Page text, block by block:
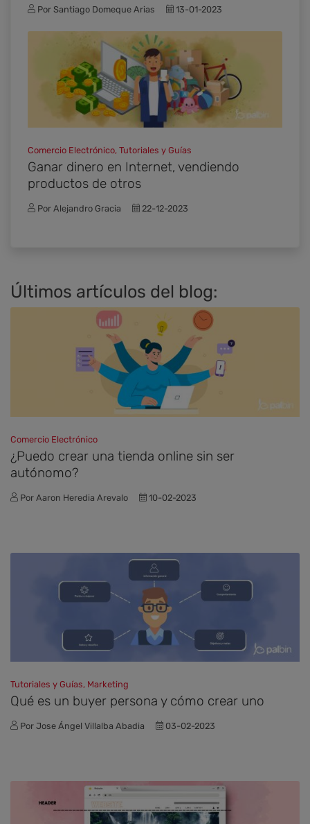
Por Santiago Domeque Arias 13-01-2023
Comercio Electrónico, Tutoriales y Guías
Ganar dinero en Internet, vendiendo
productos de otros
Por Alejandro Gracia 22-12-2023
Últimos artículos del blog:
Comercio Electrónico
¿Puedo crear una tienda online sin ser
autónomo?
Por Aaron Heredia Arevalo 10-02-2023
Tutoriales y Guías, Marketing
Qué es un buyer persona y cómo crear uno
Por Jose Ángel Villalba Abadia 03-02-2023